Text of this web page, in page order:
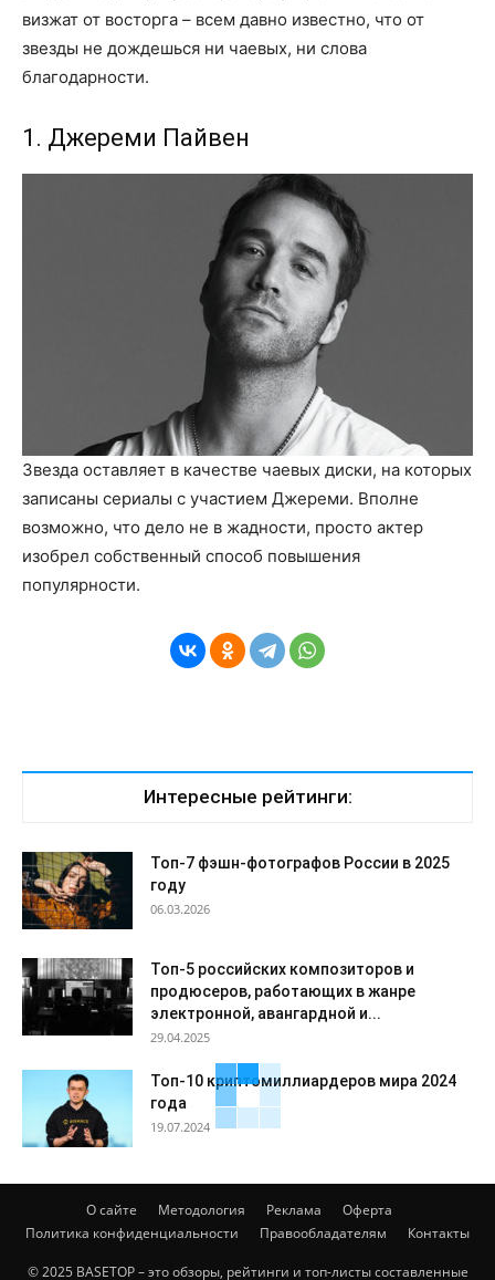
визжат от восторга – всем давно известно, что от
звезды не дождешься ни чаевых, ни слова
благодарности.
1. Джереми Пайвен
Звезда оставляет в качестве чаевых диски, на которых
записаны сериалы с участием Джереми. Вполне
возможно, что дело не в жадности, просто актер
изобрел собственный способ повышения
популярности.
Интересные рейтинги:
Топ-7 фэшн-фотографов России в 2025
году
06.03.2026
Топ-5 российских композиторов и
продюсеров, работающих в жанре
электронной, авангардной и...
29.04.2025
Топ-10 криптомиллиардеров мира 2024
года
19.07.2024
О сайте Методология Реклама
Оферта
Политика конфиденциальности
Правообладателям Контакты
© 2025 BASETOP – это обзоры, рейтинги и топ-листы составленные